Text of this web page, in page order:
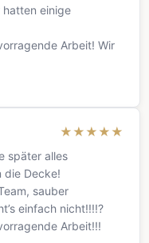
hatten einige
Arbeit! Wir
★ ★ ★ ★ ★
später alles
die Decke!
sauber
einfach nicht!!!!?
Arbeit!!!